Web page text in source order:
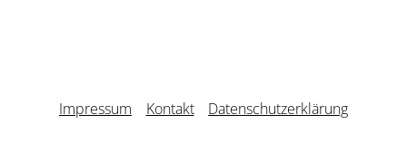
Impressum Kontakt Datenschutzerklärung